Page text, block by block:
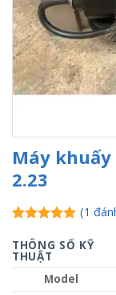
Máy
2.23
dựa trên
đánh giá
(1
THÔNG SỐ KỸ
THUẬT
Model